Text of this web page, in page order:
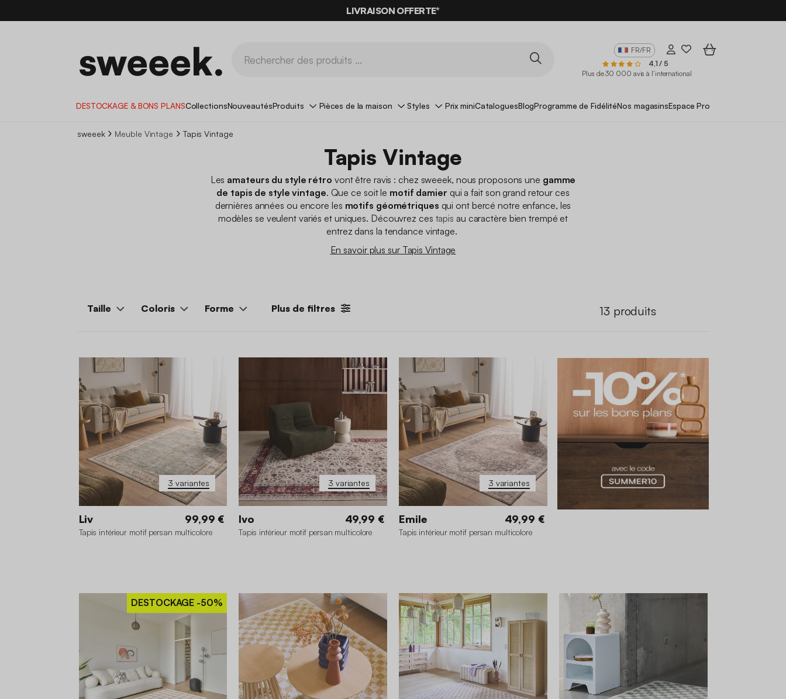
LIVRAISON OFFERTE*
FR/FR
4,1 / 5
Plus de 30 000 avis à l’international
DESTOCKAGE & BONS PLANSCollectionsNouveautésProduits Pièces de la maison Styles Prix miniCataloguesBlogProgramme de FidélitéNos magasinsEspace Pro
sweeek Meuble Vintage Tapis Vintage
Tapis Vintage
Les amateurs du style rétro vont être ravis : chez sweeek, nous proposons une gamme
de tapis de style vintage. Que ce soit le motif damier qui a fait son grand retour ces
dernières années ou encore les motifs géométriques qui ont bercé notre enfance, les
modèles se veulent variés et uniques. Découvrez ces tapis au caractère bien trempé et
entrez dans la tendance vintage.
En savoir plus sur Tapis Vintage
Taille Coloris Forme Plus de filtres 13 produits
200 x 280 cm
120 x 160 cm
160 x 220 cm
3 variantes
Liv 99,99 €
Tapis intérieur motif persan multicolore
120 x 160 cm
160 x 220 cm
200 x 280 cm
3 variantes
Ivo 49,99 €
Tapis intérieur motif persan multicolore
120 x 160 cm
160 x 220 cm
200 x 280 cm
3 variantes
Emile 49,99 €
Tapis intérieur motif persan multicolore
DESTOCKAGE -50%